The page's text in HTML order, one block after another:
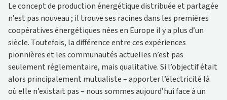
Le concept de production énergétique distribuée et partagée
n’est pas nouveau ; il trouve ses racines dans les premières
coopératives énergétiques nées en Europe il y a plus d’un
siècle. Toutefois, la différence entre ces expériences
pionnières et les communautés actuelles n’est pas
seulement réglementaire, mais qualitative. Si l’objectif était
alors principalement mutualiste – apporter l’électricité là
où elle n’existait pas – nous sommes aujourd’hui face à un